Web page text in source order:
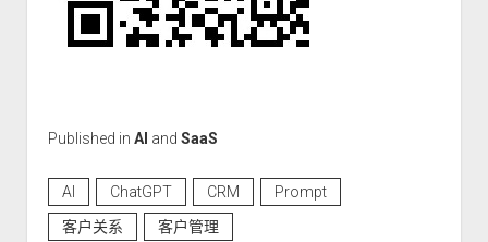
Published in AI and SaaS
AI ChatGPT CRM
Prompt
客户关系
客户管理